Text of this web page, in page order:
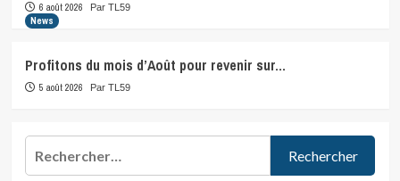
6 août 2026 Par TL59
News
Profitons du mois d’Août pour revenir sur…
5 août 2026 Par TL59